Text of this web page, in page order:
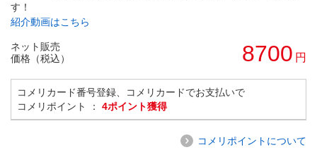
す！
紹介動画はこちら
ネット販売
価格（税込）
8700 円
コメリカード番号登録、コメリカードでお支払いで
コメリポイント ： 4ポイント獲得
コメリポイントについて